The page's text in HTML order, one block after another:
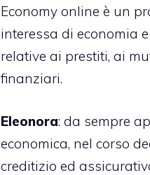
Economy online è un
interessa di economia
relative ai prestiti, ai
finanziari.
Eleonora: da sempre
economica, nel corso
creditizio ed